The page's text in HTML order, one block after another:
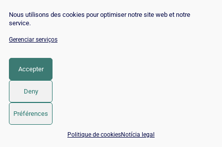
Nous utilisons des cookies pour optimiser notre site web et notre
service.
Gerenciar serviços
Accepter
Deny
Préférences
Politique de cookiesNotícia legal
Capítulo 2: Tráfego de correio: Como medi-lo com
ferramentas e métricas?
ferramentas de e-mail marketing tem opções que permitem ao
senhor projetar, entregar e medir diferentes métricas
📅 Agendar 15 min com um especialista SEO / GEO